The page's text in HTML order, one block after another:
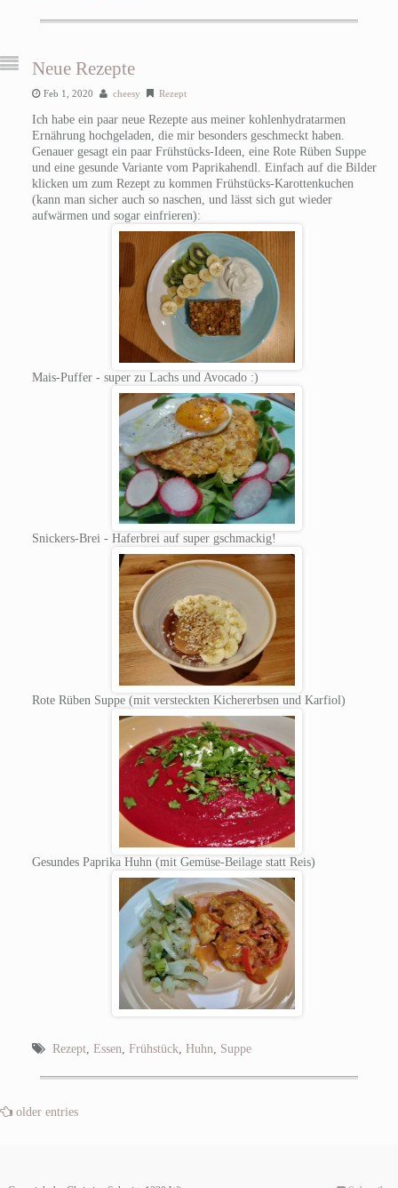
Neue Rezepte
Feb 1, 2020 cheesy Rezept
Ich habe ein paar neue Rezepte aus meiner kohlenhydratarmen
Ernährung hochgeladen, die mir besonders geschmeckt haben.
Genauer gesagt ein paar Frühstücks-Ideen, eine Rote Rüben Suppe
und eine gesunde Variante vom Paprikahendl. Einfach auf die Bilder
klicken um zum Rezept zu kommen Frühstücks-Karottenkuchen
(kann man sicher auch so naschen, und lässt sich gut wieder
aufwärmen und sogar einfrieren):
Mais-Puffer - super zu Lachs und Avocado :)
Snickers-Brei - Haferbrei auf super gschmackig!
Rote Rüben Suppe (mit versteckten Kichererbsen und Karfiol)
Gesundes Paprika Huhn (mit Gemüse-Beilage statt Reis)
Rezept, Essen Frühstück Huhn Suppe
older entries